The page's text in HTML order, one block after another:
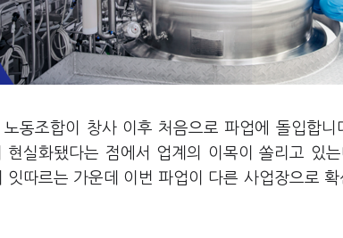
동조합이 창사 이후 처음으로 파업에 돌입합니
실화됐다는 점에서 업계의 이목이 쏠리고 있는
잇따르는 가운데 이번 파업이 다른 사업장으로